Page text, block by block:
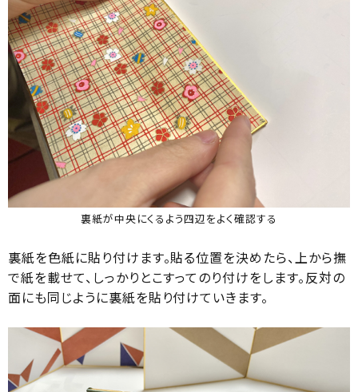
裏紙が中央にくるよう四辺をよく確認する
裏紙を色紙に貼り付けます。貼る位置を決めたら、上から撫
で紙を載せて、しっかりとこすってのり付けをします。反対の
面にも同じように裏紙を貼り付けていきます。